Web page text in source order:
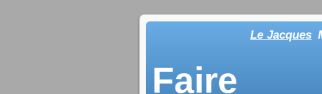
Le Jacques
Faire